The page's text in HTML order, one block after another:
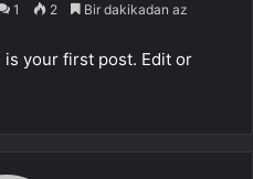
1 2 Bir dakikadan az
is your first post. Edit or